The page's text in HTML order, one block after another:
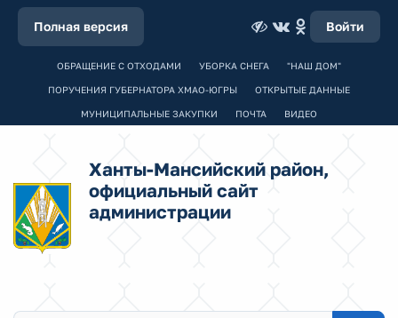
Полная версия Войти
ОБРАЩЕНИЕ С ОТХОДАМИ УБОРКА СНЕГА "НАШ ДОМ"
ПОРУЧЕНИЯ ГУБЕРНАТОРА ХМАО-ЮГРЫ ОТКРЫТЫЕ ДАННЫЕ
МУНИЦИПАЛЬНЫЕ ЗАКУПКИ ПОЧТА ВИДЕО
Ханты-Мансийский район,
официальный сайт
администрации